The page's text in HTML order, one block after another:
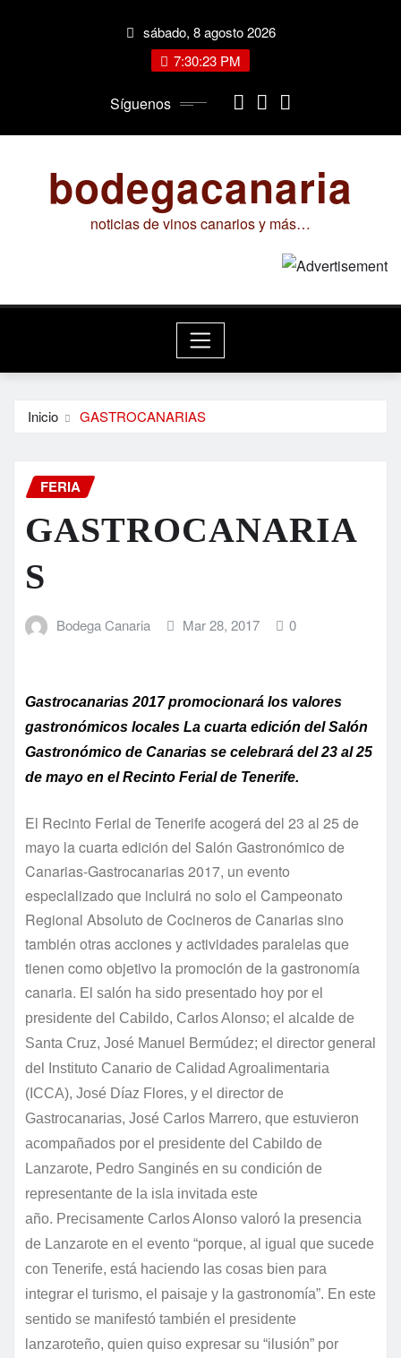
sábado, 8 agosto 2026
7:30:23 PM
Síguenos
bodegacanaria
noticias de vinos canarios y más…
Inicio GASTROCANARIAS
FERIA
GASTROCANARIA
S
Bodega Canaria Mar 28, 2017 0
Gastrocanarias 2017 promocionará los valores
gastronómicos locales La cuarta edición del Salón
Gastronómico de Canarias se celebrará del 23 al 25
de mayo en el Recinto Ferial de Tenerife.
El Recinto Ferial de Tenerife acogerá del 23 al 25 de
mayo la cuarta edición del Salón Gastronómico de
Canarias-Gastrocanarias 2017, un evento
especializado que incluirá no solo el Campeonato
Regional Absoluto de Cocineros de Canarias sino
también otras acciones y actividades paralelas que
tienen como objetivo la promoción de la gastronomía
canaria. El salón ha sido presentado hoy por el
presidente del Cabildo, Carlos Alonso; el alcalde de
Santa Cruz, José Manuel Bermúdez; el director general
del Instituto Canario de Calidad Agroalimentaria
(ICCA), José Díaz Flores, y el director de
Gastrocanarias, José Carlos Marrero, que estuvieron
acompañados por el presidente del Cabildo de
Lanzarote, Pedro Sanginés en su condición de
representante de la isla invitada este
año. Precisamente Carlos Alonso valoró la presencia
de Lanzarote en el evento “porque, al igual que sucede
con Tenerife, está haciendo las cosas bien para
integrar el turismo, el paisaje y la gastronomía”. En este
sentido se manifestó también el presidente
lanzaroteño, quien quiso expresar su “ilusión” por